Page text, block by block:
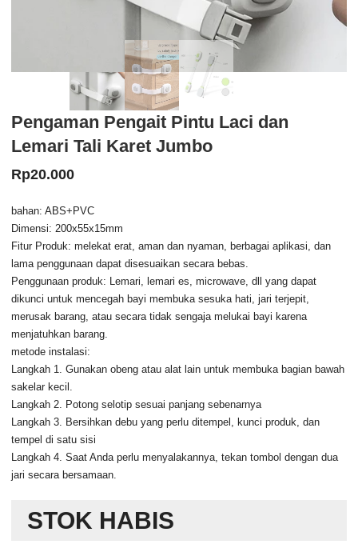
Pengaman Pengait Pintu Laci dan
Lemari Tali Karet Jumbo
Rp20.000
bahan: ABS+PVC
Dimensi: 200x55x15mm
Fitur Produk: melekat erat, aman dan nyaman, berbagai aplikasi, dan
lama penggunaan dapat disesuaikan secara bebas.
Penggunaan produk: Lemari, lemari es, microwave, dll yang dapat
dikunci untuk mencegah bayi membuka sesuka hati, jari terjepit,
merusak barang, atau secara tidak sengaja melukai bayi karena
menjatuhkan barang.
metode instalasi:
Langkah 1. Gunakan obeng atau alat lain untuk membuka bagian bawah
sakelar kecil.
Langkah 2. Potong selotip sesuai panjang sebenarnya
Langkah 3. Bersihkan debu yang perlu ditempel, kunci produk, dan
tempel di satu sisi
Langkah 4. Saat Anda perlu menyalakannya, tekan tombol dengan dua
jari secara bersamaan.
STOK HABIS